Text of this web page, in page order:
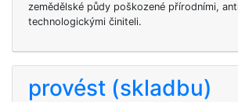
zemědělské půdy poškozené přírodními,
technologickými činiteli.
provést (skladbu)